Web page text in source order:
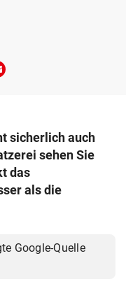
Via
sicherlich auch
sehen Sie
das
als die
Google-Quelle